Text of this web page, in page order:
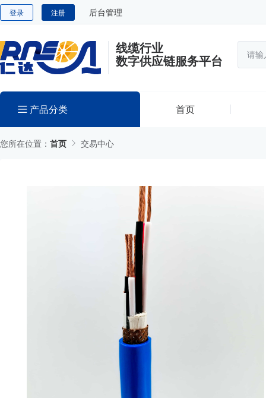
登录 注册 后台管理
线缆行业
数字供应链服务平台
产品分类 首页
您所在位置： 首页 交易中心